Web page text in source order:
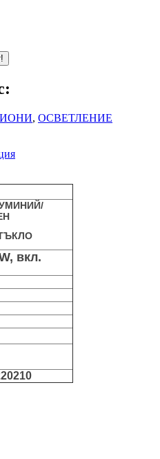
, ОСВЕТЛЕНИЕ
вкл.